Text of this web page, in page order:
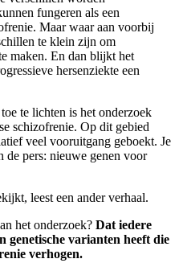
fungeren als een
Maar waar aan voorbij
te klein zijn om
maken. En dan blijkt het
hersenziekte een
te lichten is het onderzoek
schizofrenie. Op dit gebied
veel vooruitgang geboekt. Je
de pers: nieuwe genen voor
leest een ander verhaal.
het onderzoek? Dat iedere
genetische varianten heeft die
verhogen.